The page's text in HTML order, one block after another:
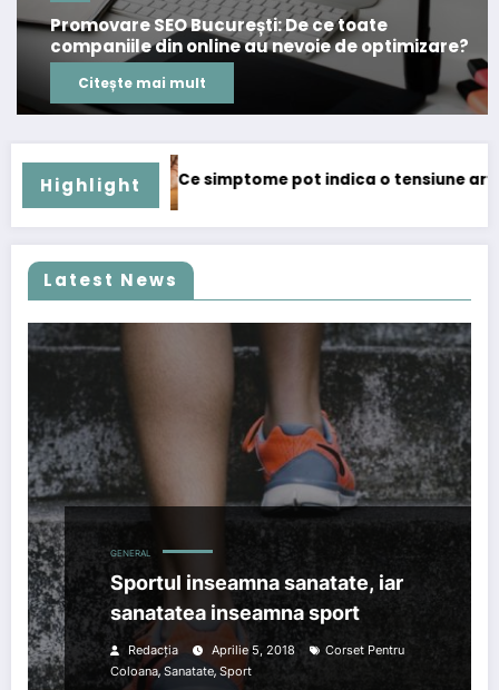
Promovare SEO București: De ce toate
companiile din online au nevoie de optimizare?
Citește mai mult
Highlight
pot indica o tensiune arterială prea mare sau prea
Latest News
GENERAL
Sportul inseamna sanatate, iar
sanatatea inseamna sport
Redacția Aprilie 5, 2018
Corset Pentru
Coloana, Sanatate,Sport